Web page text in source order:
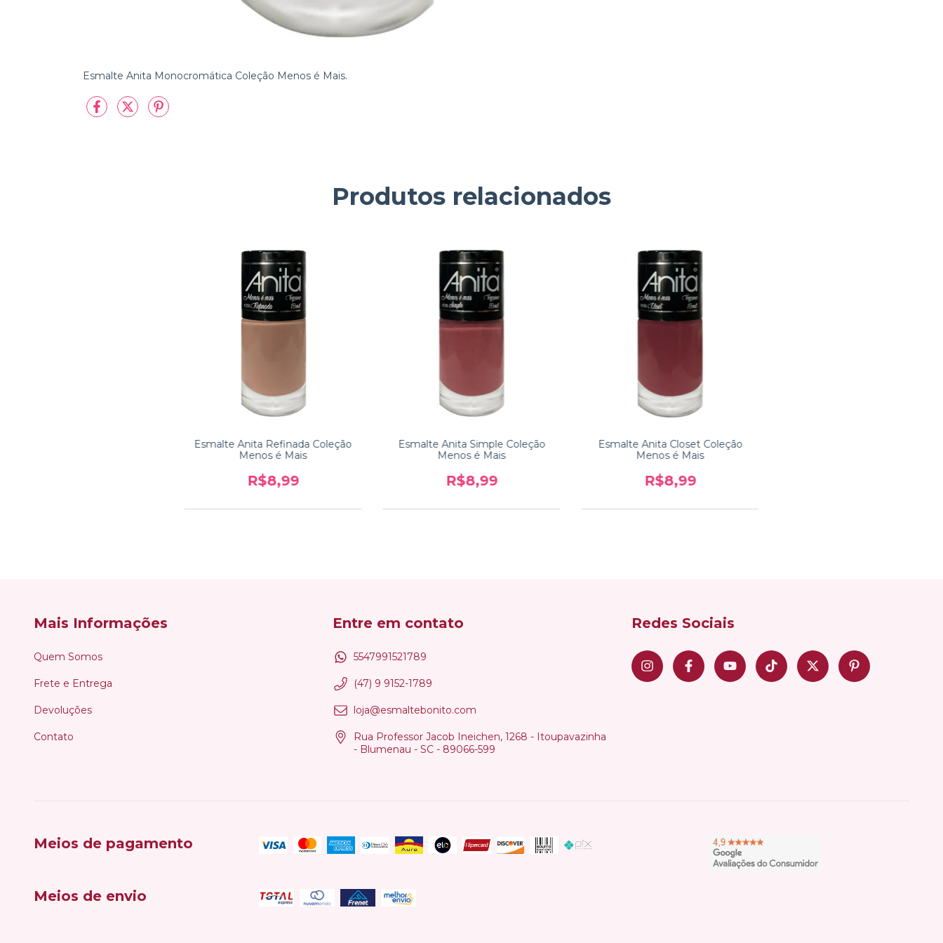
Esmalte Anita Monocromática Coleção Menos é Mais.
Produtos relacionados
Esmalte Anita Refinada Coleção
Menos é Mais
R$8,99
Esmalte Anita Simple Coleção
Menos é Mais
R$8,99
Esmalte Anita Closet Coleção
Menos é Mais
R$8,99
Mais Informações
Quem Somos
Frete e Entrega
Devoluções
Contato
Entre em contato
5547991521789
(47) 9 9152-1789
loja@esmaltebonito.com
Rua Professor Jacob Ineichen, 1268 - Itoupavazinha
- Blumenau - SC - 89066-599
Redes Sociais
Meios de pagamento
Meios de envio